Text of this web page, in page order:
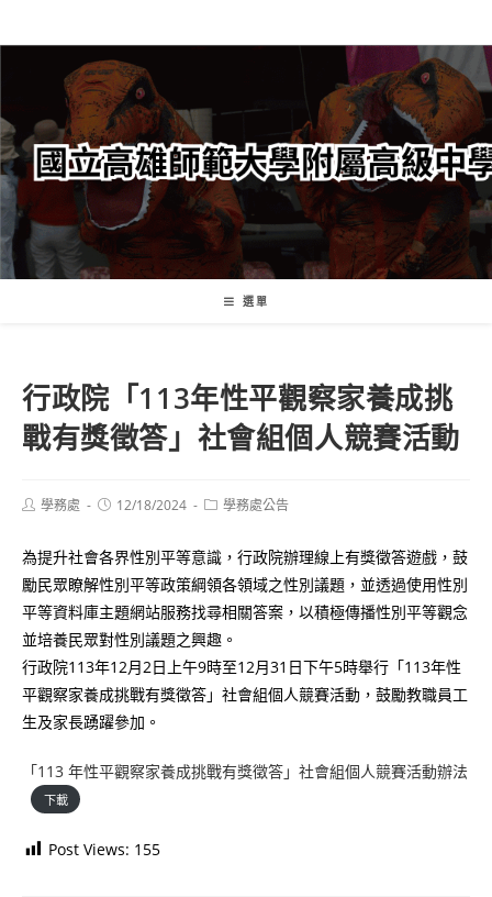
轉
要
內
容
選單
行政院「113年性平觀察家養成挑
戰有獎徵答」社會組個人競賽活動
Post學務處
Post12/18/2024
Post學務處公告
為提升社會各界性別平等意識，行政院辦理線上有獎徵答遊戲，鼓
勵民眾瞭解性別平等政策綱領各領域之性別議題，並透過使用性別
平等資料庫主題網站服務找尋相關答案，以積極傳播性別平等觀念
並培養民眾對性別議題之興趣。
行政院113年12月2日上午9時至12月31日下午5時舉行「113年性
平觀察家養成挑戰有獎徵答」社會組個人競賽活動，鼓勵教職員工
生及家長踴躍參加。
「113 年性平觀察家養成挑戰有獎徵答」社會組個人競賽活動辦法
下載
Post Views: 155